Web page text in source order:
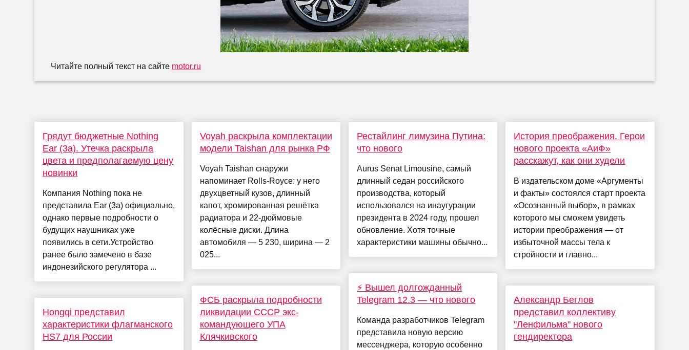
Читайте полный текст на сайте motor.ru
Грядут бюджетные Nothing
Ear (3a). Утечка раскрыла
цвета и предполагаемую цену
новинки
Компания Nothing пока не
представила Ear (3a) официально,
однако первые подробности о
будущих наушниках уже
появились в сети.Устройство
ранее было замечено в базе
индонезийского регулятора ...
Hongqi представил
характеристики флагманского
HS7 для России
Voyah раскрыла комплектации
модели Taishan для рынка РФ
Voyah Taishan снаружи
напоминает Rolls-Royce: у него
двухцветный кузов, длинный
капот, хромированная решётка
радиатора и 22-дюймовые
колёсные диски. Длина
автомобиля — 5 230, ширина — 2
025...
ФСБ раскрыла подробности
ликвидации СССР экс-
командующего УПА
Клячкивского
Рестайлинг лимузина Путина:
что нового
Aurus Senat Limousine, самый
длинный седан российского
производства, который
использовался на инаугурации
президента в 2024 году, прошел
обновление. Хотя точные
характеристики машины обычно...
⚡️ Вышел долгожданный
Telegram 12.3 — что нового
Команда разработчиков Telegram
представила новую версию
мессенджера, которую особенно
История преображения. Герои
нового проекта «АиФ»
расскажут, как они худели
В издательском доме «Аргументы
и факты» состоялся старт проекта
«Осознанный выбор», в рамках
которого мы сможем увидеть
истории преображения — от
избыточной массы тела к
стройности и главно...
Александр Беглов
представил коллективу
"Ленфильма" нового
гендиректора